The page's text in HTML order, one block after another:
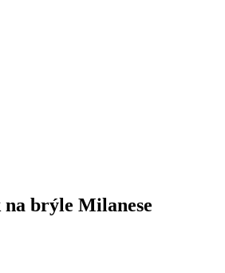
na brýle Milanese